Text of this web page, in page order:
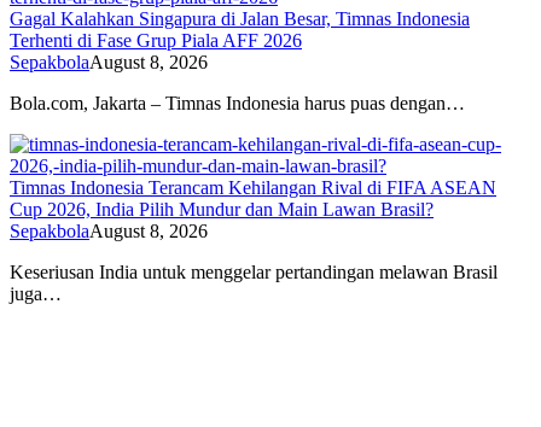
Gagal Kalahkan Singapura di Jalan Besar, Timnas Indonesia
Terhenti di Fase Grup Piala AFF 2026
SepakbolaAugust 8, 2026
Bola.com, Jakarta – Timnas Indonesia harus puas dengan…
Timnas Indonesia Terancam Kehilangan Rival di FIFA ASEAN
Cup 2026, India Pilih Mundur dan Main Lawan Brasil?
SepakbolaAugust 8, 2026
Keseriusan India untuk menggelar pertandingan melawan Brasil
juga…